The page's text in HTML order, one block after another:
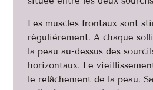
Les muscles frontaux sont
régulièrement. A chaque
la peau au-dessus des
horizontaux. Le
le relâchement de la peau.